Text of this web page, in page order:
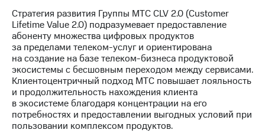
акций
Описание
Программа
приобретения
Порядок
выкупа
акций
Дивиденды
Рынок
облигаций
Стратегия развития Группы МТС CLV 2.0 (Customer
Lifetime Value 2.0) подразумевает предоставление
абоненту множества цифровых продуктов
за пределами телеком-услуги ориентирована
на создание на базетелеком-бизнеса продуктовой
экосистемы с бесшовным переходом между сервисами.
Клиентоцентричный подход МТС повышает лояльность
и продолжительность нахождения клиента
в экосистеме благодаря концентрации на его
потребностях и предоставлении выгодных условий при
пользовании комплексом продуктов.